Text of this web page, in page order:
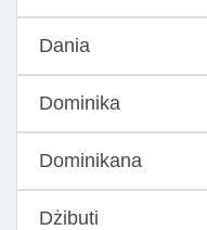
Dania
Dominika
Dominikana
Dżibuti